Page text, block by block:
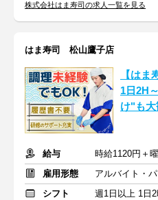
株式会社はま寿司の求人一覧を見る
はま寿司 松山鷹子店
【はま
1日2H
け"も大
給与
時給1120円＋
雇用形態
アルバイト・パ
シフト
週1日以上 1日